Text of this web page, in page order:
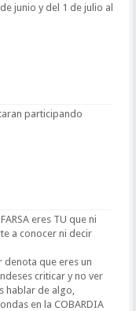
junio y del 1 de julio al
participando
eres TU que ni
a conocer ni decir
denota que eres un
criticar y no ver
hablar de algo,
en la COBARDIA